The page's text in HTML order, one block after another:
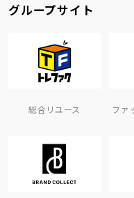
グループサイト
総合リユース ファ